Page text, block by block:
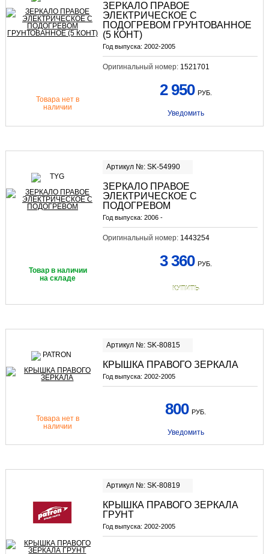
ЗЕРКАЛО ПРАВОЕ
ЭЛЕКТРИЧЕСКОЕ С
ПОДОГРЕВОМ ГРУНТОВАННОЕ
(5 КОНТ)
Год выпуска: 2002-2005
Оригинальный номер: 1521701
Товара нет в
наличии
2 950 РУБ.
Уведомить
Артикул №: SK-54990
ЗЕРКАЛО ПРАВОЕ
ЭЛЕКТРИЧЕСКОЕ С
ПОДОГРЕВОМ
Год выпуска: 2006 -
Оригинальный номер: 1443254
Товар в наличии
на складе
3 360 РУБ.
КУПИТЬ
Артикул №: SK-80815
КРЫШКА ПРАВОГО ЗЕРКАЛА
Год выпуска: 2002-2005
Товара нет в
наличии
800 РУБ.
Уведомить
Артикул №: SK-80819
КРЫШКА ПРАВОГО ЗЕРКАЛА
ГРУНТ
Год выпуска: 2002-2005